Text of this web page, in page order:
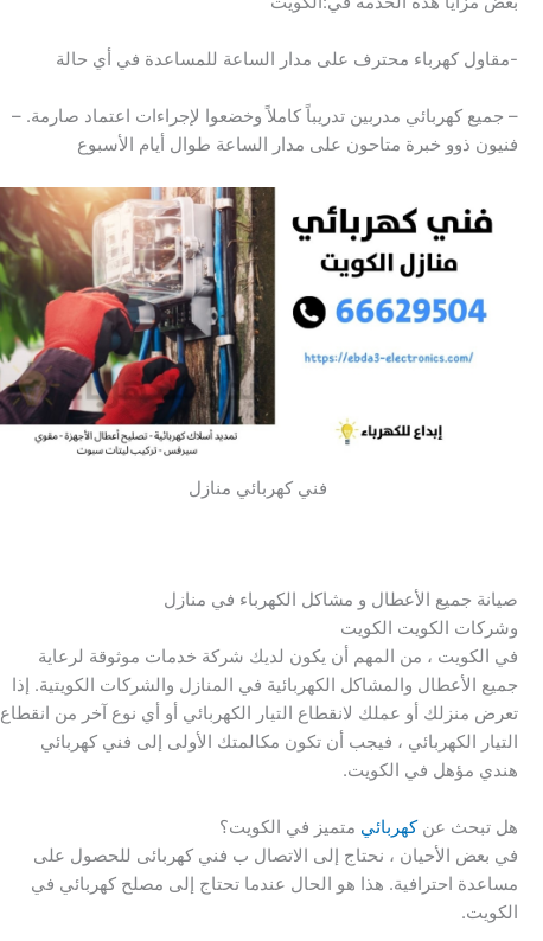
-مقاول كهرباء محترف على مدار الساعة للمساعدة في أي حالة
– جميع كهربائي مدربين تدريباً كاملاً وخضعوا لإجراءات اعتماد صارمة. –
فنيون ذوو خبرة متاحون على مدار الساعة طوال أيام الأسبوع
فني كهربائي منازل
صيانة جميع الأعطال و مشاكل الكهرباء في منازل
وشركات الكويت الكويت
في الكويت ، من المهم أن يكون لديك شركة خدمات موثوقة لرعاية
جميع الأعطال والمشاكل الكهربائية في المنازل والشركات الكويتية. إذا
تعرض منزلك أو عملك لانقطاع التيار الكهربائي أو أي نوع آخر من انقطاع
التيار الكهربائي ، فيجب أن تكون مكالمتك الأولى إلى فني كهربائي
هندي مؤهل في الكويت.
هل تبحث عنكهربائي متميز في الكويت؟
في بعض الأحيان ، نحتاج إلى الاتصال ب فني كهربائى للحصول على
مساعدة احترافية. هذا هو الحال عندما تحتاج إلى مصلح كهربائي في
الكويت.